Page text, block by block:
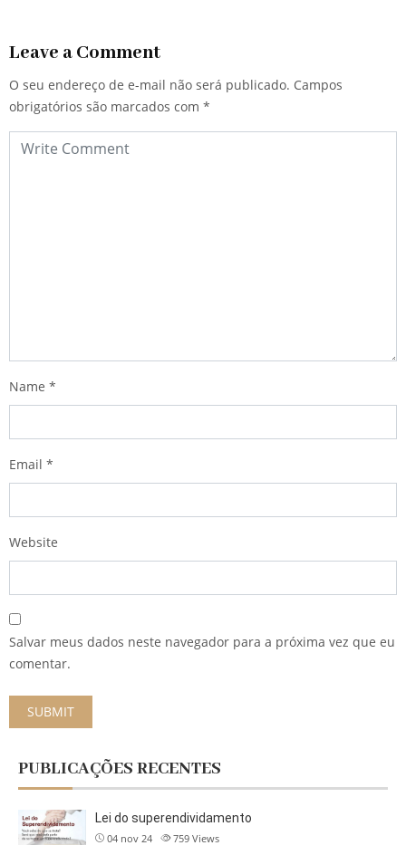
Leave a Comment
O seu endereço de e-mail não será publicado. Campos
obrigatórios são marcados com *
Name *
Email *
Website
Salvar meus dados neste navegador para a próxima vez que eu
comentar.
PUBLICAÇÕES RECENTES
Lei do superendividamento
04 nov 24 759 Views